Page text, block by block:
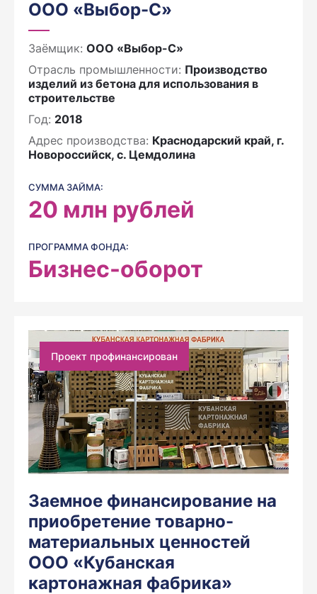
ООО «Выбор-С»
Заёмщик: ООО «Выбор-С»
Отрасль промышленности: Производство
изделий из бетона для использования в
строительстве
Год: 2018
Адрес производства: Краснодарский край, г.
Новороссийск, с. Цемдолина
СУММА ЗАЙМА:
20 млн рублей
ПРОГРАММА ФОНДА:
Бизнес-оборот
Проект профинансирован
Заемное финансирование на
приобретение товарно-
материальных ценностей
ООО «Кубанская
картонажная фабрика»